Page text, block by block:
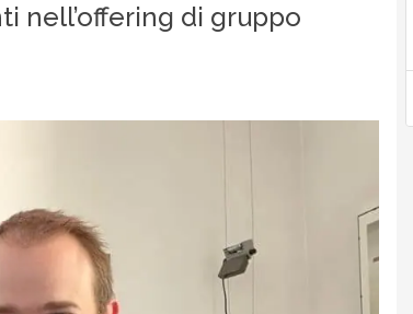
nell’offering di gruppo